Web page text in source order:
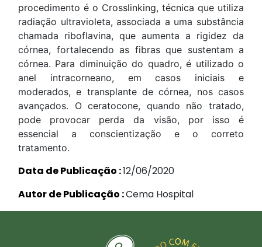
procedimento é o Crosslinking, técnica que utiliza
radiação ultravioleta, associada a uma substância
chamada riboflavina, que aumenta a rigidez da
córnea, fortalecendo as fibras que sustentam a
córnea. Para diminuição do quadro, é utilizado o
anel intracorneano, em casos iniciais e
moderados, e transplante de córnea, nos casos
avançados. O ceratocone, quando não tratado,
pode provocar perda da visão, por isso é
essencial a conscientização e o correto
tratamento.
Data de Publicação :12/06/2020
Autor de Publicação :Cema Hospital